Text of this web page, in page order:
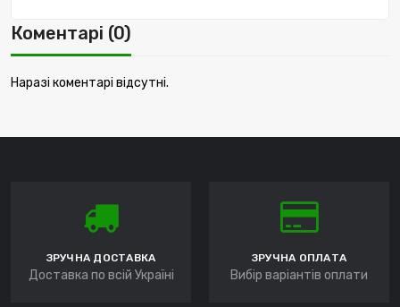
Коментарі (0)
Наразі коментарі відсутні.
ЗРУЧНА ДОСТАВКА
Доставка по всій Україні
ЗРУЧНА ОПЛАТА
Вибір варіантів оплати